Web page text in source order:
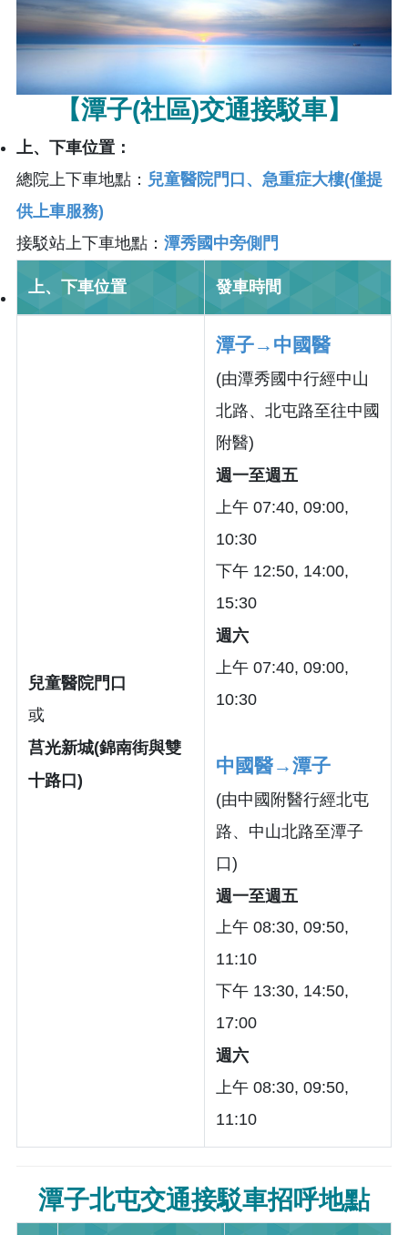
【潭子(社區)交通接駁車】
上、下車位置：
總院上下車地點： 兒童醫院門口、急重症大樓(僅提
供上車服務)
接駁站上下車地點： 潭秀國中旁側門
上、下車位置 發車時間
兒童醫院門口
或
莒光新城(錦南街與雙
十路口)
潭子→中國醫
(由潭秀國中行經中山
北路、北屯路至往中國
附醫)
週一至週五
上午 07:40, 09:00,
10:30
下午 12:50, 14:00,
15:30
週六
上午 07:40, 09:00,
10:30
中國醫→潭子
(由中國附醫行經北屯
路、中山北路至潭子
口)
週一至週五
上午 08:30, 09:50,
11:10
下午 13:30, 14:50,
17:00
週六
上午 08:30, 09:50,
11:10
潭子北屯交通接駁車招呼地點